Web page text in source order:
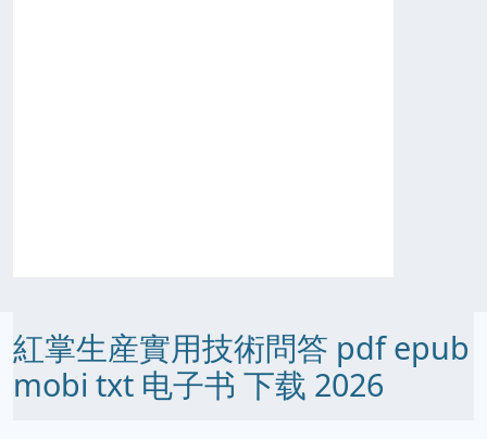
紅掌生産實用技術問答 pdf epub
mobi txt 电子书 下载 2026